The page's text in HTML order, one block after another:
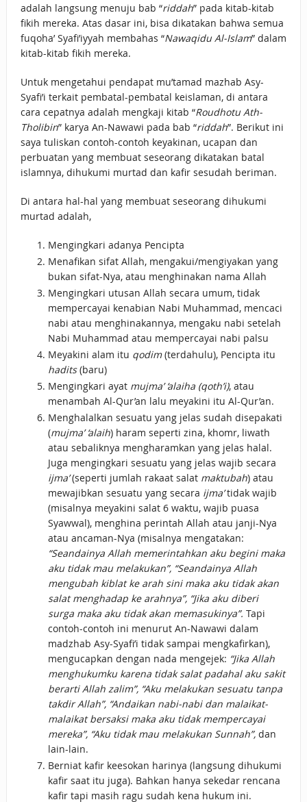
adalah langsung menuju bab “riddah” pada kitab-kitab
fikih mereka. Atas dasar ini, bisa dikatakan bahwa semua
fuqoha’ Syafi’iyyah membahas “Nawaqidu Al-Islam” dalam
kitab-kitab fikih mereka.
Untuk mengetahui pendapat mu’tamad mazhab Asy-
Syafi’i terkait pembatal-pembatal keislaman, di antara
cara cepatnya adalah mengkaji kitab “Roudhotu Ath-
Tholibin” karya An-Nawawi pada bab “riddah”. Berikut ini
saya tuliskan contoh-contoh keyakinan, ucapan dan
perbuatan yang membuat seseorang dikatakan batal
islamnya, dihukumi murtad dan kafir sesudah beriman.
Di antara hal-hal yang membuat seseorang dihukumi
murtad adalah,
Mengingkari adanya Pencipta
Menafikan sifat Allah, mengakui/mengiyakan yang
bukan sifat-Nya, atau menghinakan nama Allah
Mengingkari utusan Allah secara umum, tidak
mempercayai kenabian Nabi Muhammad, mencaci
nabi atau menghinakannya, mengaku nabi setelah
Nabi Muhammad atau mempercayai nabi palsu
Meyakini alam itu qodim(terdahulu), Pencipta itu
hadits(baru)
Mengingkari ayat mujma’ ‘alaiha (qoth’i), atau
menambah Al-Qur’an lalu meyakini itu Al-Qur’an.
Menghalalkan sesuatu yang jelas sudah disepakati
(mujma’ ‘alaih) haram seperti zina, khomr, liwath
atau sebaliknya mengharamkan yang jelas halal.
Juga mengingkari sesuatu yang jelas wajib secara
ijma’(seperti jumlah rakaat salat maktubah) atau
mewajibkan sesuatu yang secara ijma’tidak wajib
(misalnya meyakini salat 6 waktu, wajib puasa
Syawwal), menghina perintah Allah atau janji-Nya
atau ancaman-Nya (misalnya mengatakan:
“Seandainya Allah memerintahkan aku begini maka
aku tidak mau melakukan”, “Seandainya Allah
mengubah kiblat ke arah sini maka aku tidak akan
salat menghadap ke arahnya”, “Jika aku diberi
surga maka aku tidak akan memasukinya”. Tapi
contoh-contoh ini menurut An-Nawawi dalam
madzhab Asy-Syafi’i tidak sampai mengkafirkan),
mengucapkan dengan nada mengejek: “Jika Allah
menghukumku karena tidak salat padahal aku sakit
berarti Allah zalim”, “Aku melakukan sesuatu tanpa
takdir Allah”, “Andaikan nabi-nabi dan malaikat-
malaikat bersaksi maka aku tidak mempercayai
mereka”, “Aku tidak mau melakukan Sunnah”,dan
lain-lain.
Berniat kafir keesokan harinya (langsung dihukumi
kafir saat itu juga). Bahkan hanya sekedar rencana
kafir tapi masih ragu sudah kena hukum ini.